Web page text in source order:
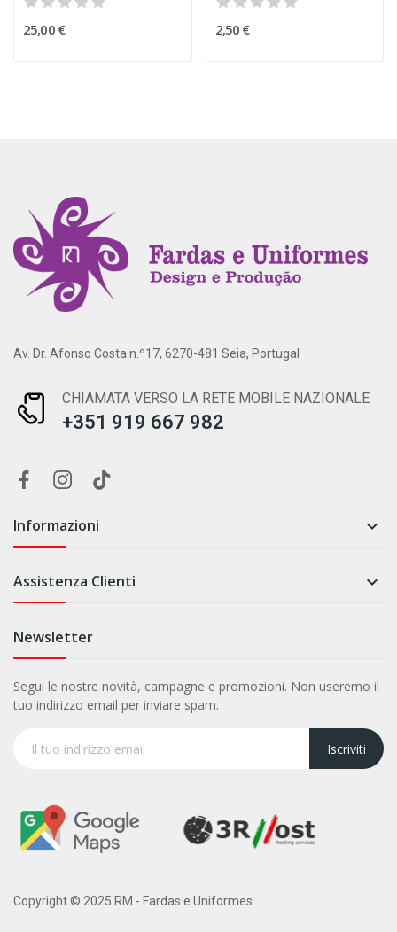
25,00 € 2,50 €
Av. Dr. Afonso Costa n.º17, 6270-481 Seia, Portugal
CHIAMATA VERSO LA RETE MOBILE NAZIONALE
+351 919 667 982
Informazioni 
Assistenza Clienti 
Newsletter
Segui le nostre novità, campagne e promozioni. Non useremo il
tuo indirizzo email per inviare spam.
Iscriviti
Copyright © 2025 RM - Fardas e Uniformes